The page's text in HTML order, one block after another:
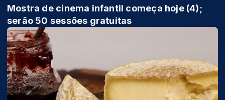
Mostra de cinema infantil começa hoje (4);
serão 50 sessões gratuitas